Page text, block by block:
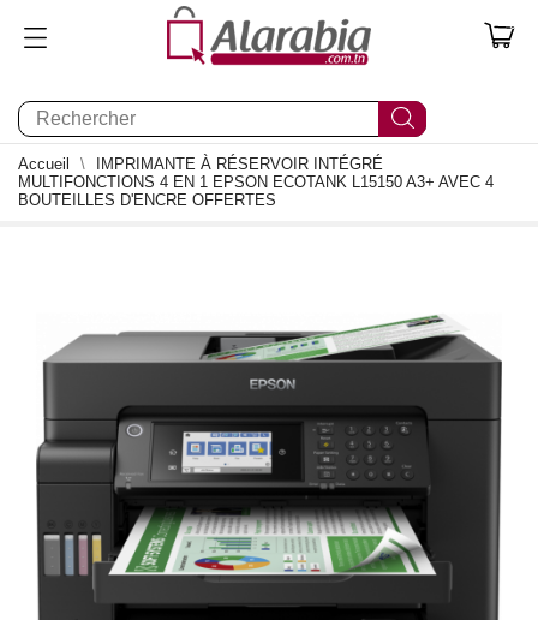
0
Accueil
IMPRIMANTE À RÉSERVOIR INTÉGRÉ
MULTIFONCTIONS 4 EN 1 EPSON ECOTANK L15150 A3+ AVEC 4
BOUTEILLES D'ENCRE OFFERTES